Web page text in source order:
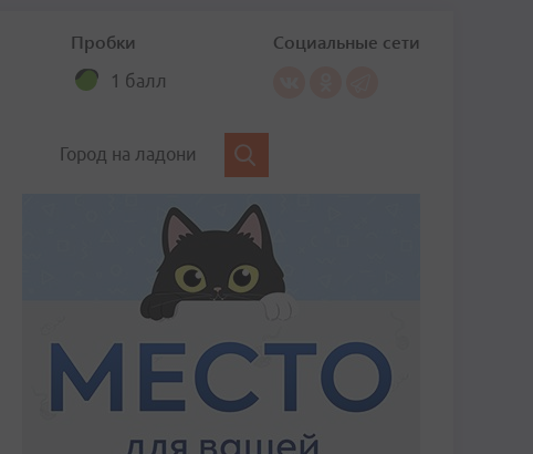
Пробки
1 балл
Социальные сети
Город на ладони